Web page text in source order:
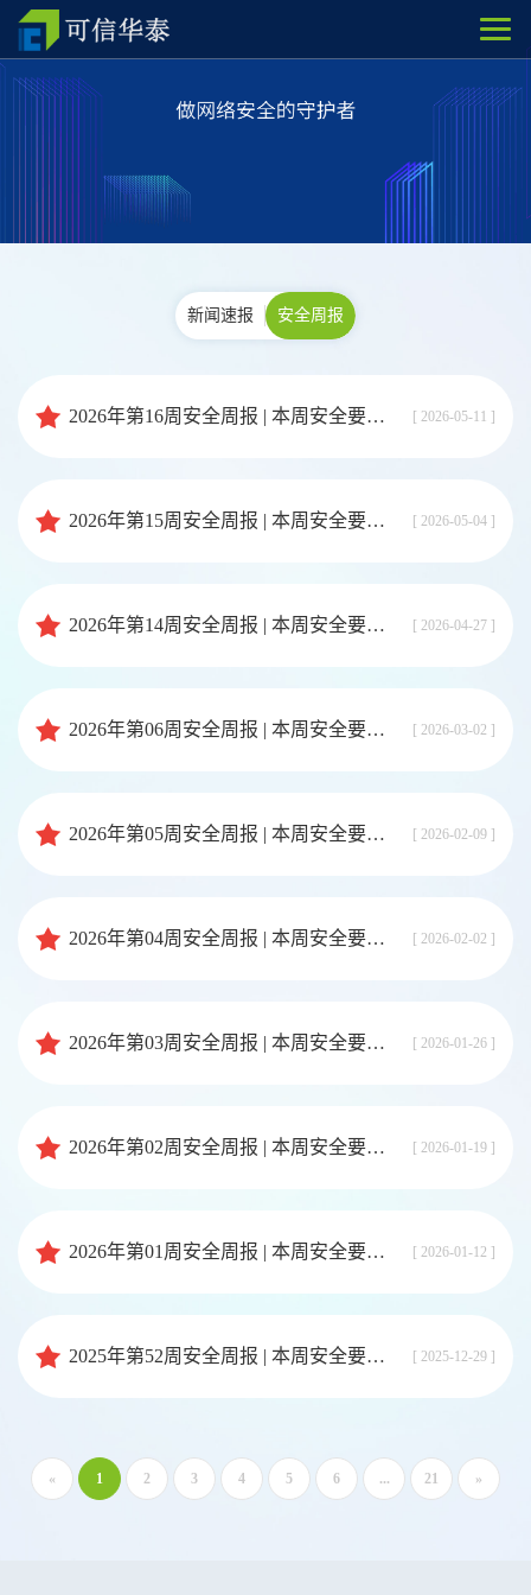
新闻速报 安全周报
2026年第16周安全周报 | 本周安全要闻速览 [ 2026-05-11 ]
2026年第15周安全周报 | 本周安全要闻速览 [ 2026-05-04 ]
2026年第14周安全周报 | 本周安全要闻速览 [ 2026-04-27 ]
2026年第06周安全周报 | 本周安全要闻速览 [ 2026-03-02 ]
2026年第05周安全周报 | 本周安全要闻速览 [ 2026-02-09 ]
2026年第04周安全周报 | 本周安全要闻速览 [ 2026-02-02 ]
2026年第03周安全周报 | 本周安全要闻速览 [ 2026-01-26 ]
2026年第02周安全周报 | 本周安全要闻速览 [ 2026-01-19 ]
2026年第01周安全周报 | 本周安全要闻速览 [ 2026-01-12 ]
2025年第52周安全周报 | 本周安全要闻速览 [ 2025-12-29 ]
« 1 2 3 4 5 6 ... 21 »